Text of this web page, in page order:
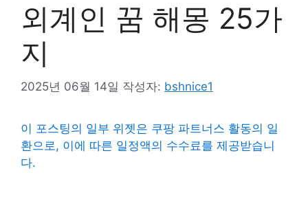
외계인 꿈 해몽 25가
지
2025년 06월 14일 작성자: bshnice1
이 포스팅의 일부 위젯은 쿠팡 파트너스 활동의 일
환으로, 이에 따른 일정액의 수수료를 제공받습니
다.